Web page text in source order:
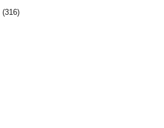
(316)